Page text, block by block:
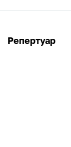
Репертуар